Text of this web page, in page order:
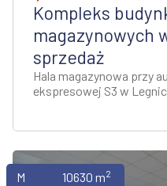
Kompleks
magazynowych
sprzedaż
Hala magazynowa przy
ekspresowej S3 w
Magazyny10630 m2